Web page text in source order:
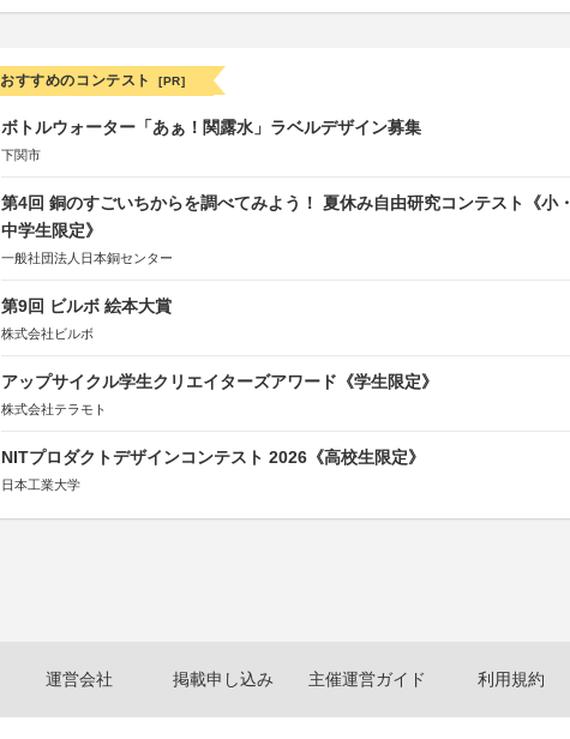
おすすめのコンテスト [PR]
ボトルウォーター「あぁ！関露水」ラベルデザイン募集
下関市
第4回 銅のすごいちからを調べてみよう！ 夏休み自由研究コンテスト《小・
中学生限定》
一般社団法人日本銅センター
第9回 ビルボ 絵本大賞
株式会社ビルボ
アップサイクル学生クリエイターズアワード《学生限定》
株式会社テラモト
NITプロダクトデザインコンテスト 2026《高校生限定》
日本工業大学
運営会社 掲載申し込み 主催運営ガイド 利用規約